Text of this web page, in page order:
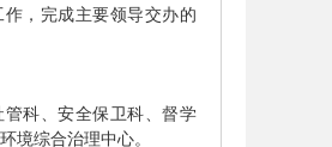
，完成主要领导交办的
科、安全保卫科、督学
境综合治理中心。